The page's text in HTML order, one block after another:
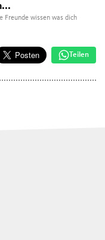
Freunde wissen was dich
Teilen